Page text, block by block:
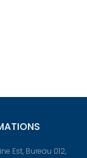
Est, Bureau 012,